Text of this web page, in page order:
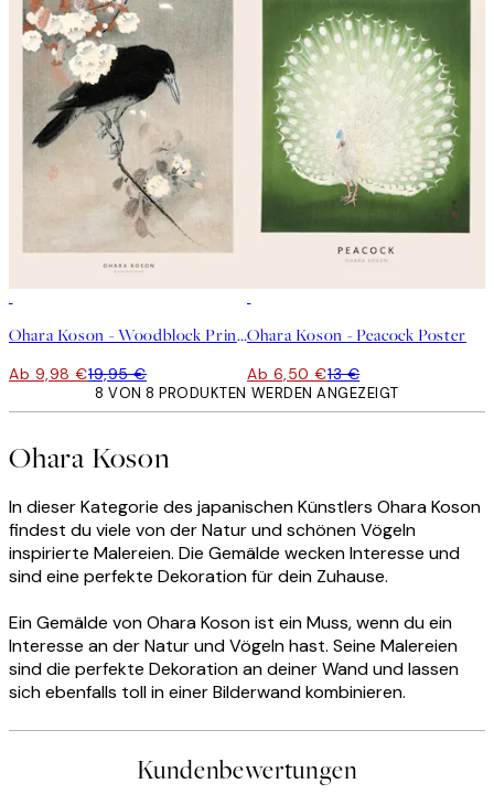
Ohara Koson - Woodblock Print Poster
Ab 9,98 €19,95 €
Ohara Koson - Peacock Poster
Ab 6,50 €13 €
8 VON 8 PRODUKTEN WERDEN ANGEZEIGT
Ohara Koson
In dieser Kategorie des japanischen Künstlers Ohara Koson
findest du viele von der Natur und schönen Vögeln
inspirierte Malereien. Die Gemälde wecken Interesse und
sind eine perfekte Dekoration für dein Zuhause.
Ein Gemälde von Ohara Koson ist ein Muss, wenn du ein
Interesse an der Natur und Vögeln hast. Seine Malereien
sind die perfekte Dekoration an deiner Wand und lassen
sich ebenfalls toll in einer Bilderwand kombinieren.
Kundenbewertungen